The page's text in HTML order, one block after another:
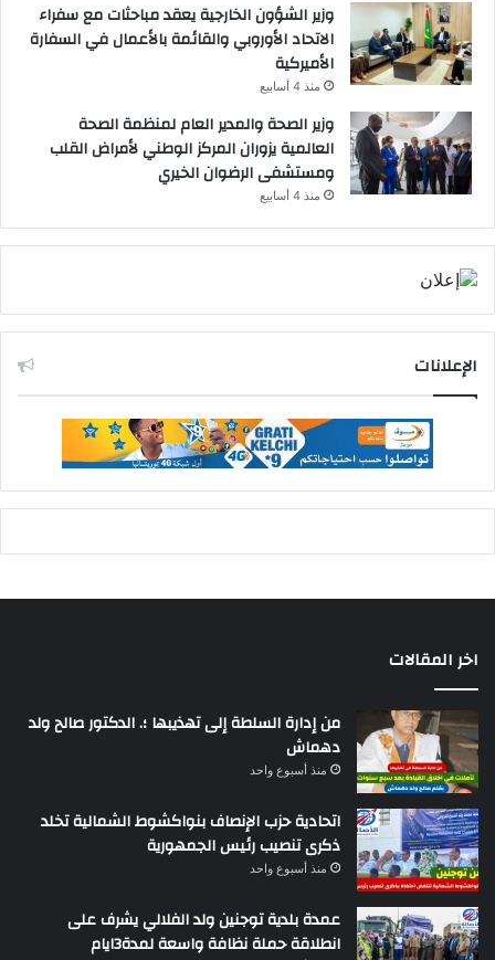
وزير الشؤون الخارجية يعقد مباحثات مع سفراء
الاتحاد الأوروبي والقائمة بالأعمال في السفارة
الأميركية
منذ 4 أسابيع
وزير الصحة والمدير العام لمنظمة الصحة
العالمية يزوران المركز الوطني لأمراض القلب
ومستشفى الرضوان الخيري
منذ 4 أسابيع
الإعلانات
اخر المقالات
من إدارة السلطة إلى تهذيبها ؛. الدكتور صالح ولد
دهماش
منذ أسبوع واحد
اتحادية حزب الإنصاف بنواكشوط الشمالية تخلد
ذكرى تنصيب رئيس الجمهورية
منذ أسبوع واحد
عمدة بلدية توجنين ولد الفلالي يشرف على
انطلاقة حملة نظافة واسعة لمدة3ايام